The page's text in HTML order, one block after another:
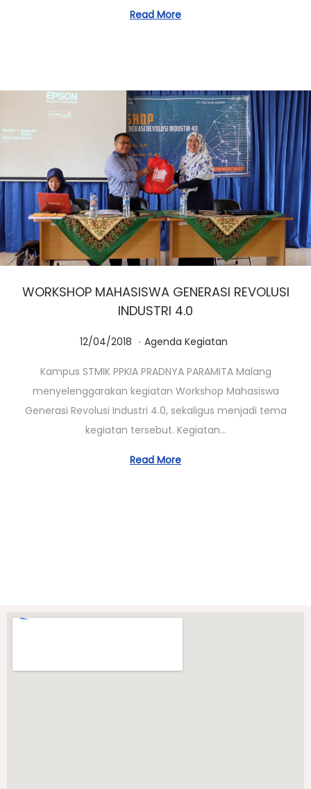
2
Read More
WORKSHOP MAHASISWA GENERASI REVOLUSI
INDUSTRI 4.0
Posted on
12/04/2018
/
1
0
/
2
. Posted in
Agenda Kegiatan
Kampus STMIK PPKIA PRADNYA PARAMITA Malang
menyelenggarakan kegiatan Workshop Mahasiswa
Generasi Revolusi Industri 4.0, sekaligus menjadi tema
kegiatan tersebut. Kegiatan…
Read More